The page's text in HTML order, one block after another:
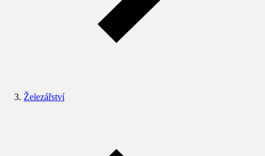
Železářství